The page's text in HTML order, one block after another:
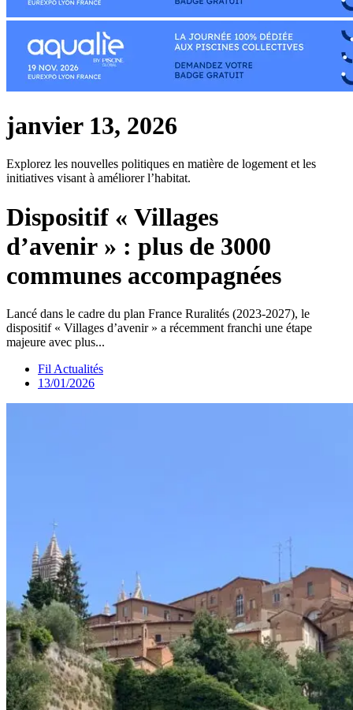
janvier 13, 2026
Explorez les nouvelles politiques en matière de logement et les
initiatives visant à améliorer l’habitat.
Dispositif « Villages
d’avenir » : plus de 3000
communes accompagnées
Lancé dans le cadre du plan France Ruralités (2023-2027), le
dispositif « Villages d’avenir » a récemment franchi une étape
majeure avec plus...
Fil Actualités
13/01/2026